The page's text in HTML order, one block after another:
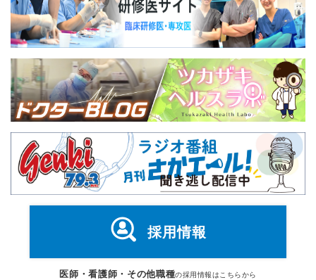
採用情報
医師・看護師・その他職種の採用情報はこちらから